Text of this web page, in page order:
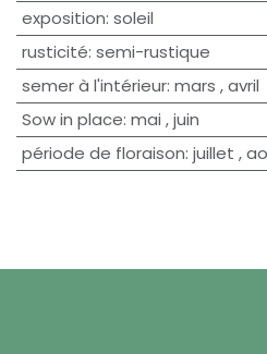
exposition: soleil
rusticité: semi-rustique
semer à l'intérieur: mars ,avril
Sow in place: mai ,juin
période de floraison: juillet ,